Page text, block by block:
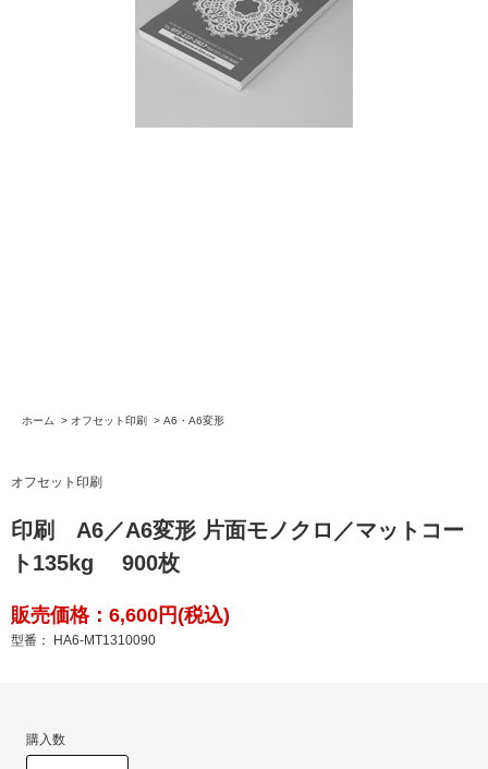
ホーム > オフセット印刷 > A6・A6変形
オフセット印刷
印刷 A6／A6変形 片面モノクロ／マットコー
ト135kg 900枚
販売価格：6,600円(税込)
型番： HA6-MT1310090
購入数